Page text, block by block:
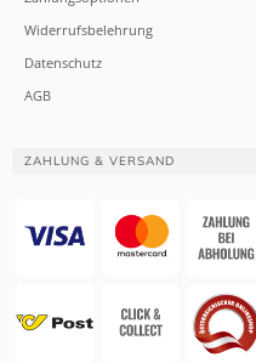
Widerrufsbelehrung
Datenschutz
AGB
ZAHLUNG & VERSAND